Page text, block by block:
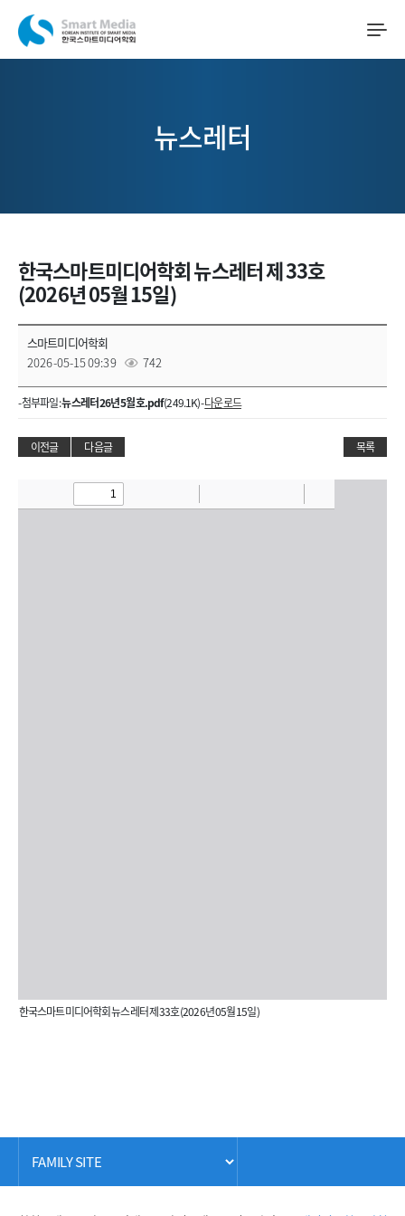
뉴스레터
한국스마트미디어학회 뉴스레터 제 33호
(2026년 05월 15일)
스마트미디어학회
2026-05-15 09:39
742
- 첨부파일 :뉴스레터 26년 5월호.pdf(249.1K) -다운로드
이전글 다음글 목록
한국스마트미디어학회 뉴스레터 제 33호 (2026년 05월 15일)